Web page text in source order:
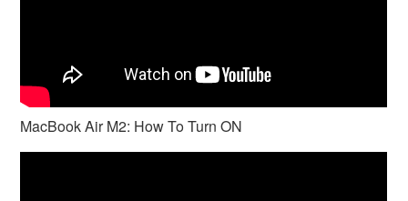
MacBook Air M2: How To Turn ON